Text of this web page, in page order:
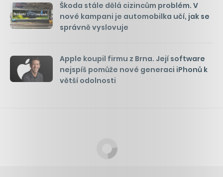
Škoda stále dělá cizincům problém. V
nové kampani je automobilka učí, jak se
správně vyslovuje
Apple koupil firmu z Brna. Její software
nejspíš pomůže nové generaci iPhonů k
větší odolnosti